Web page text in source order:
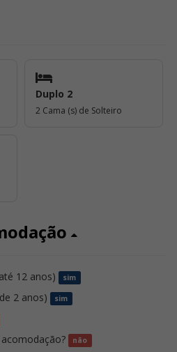
Duplo 2
2 Cama (s) de Solteiro
12 anos) sim
2 anos) sim
não